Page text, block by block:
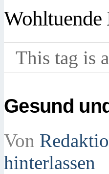
Wohltuende
This tag is
Gesund
Von
hinterlassen